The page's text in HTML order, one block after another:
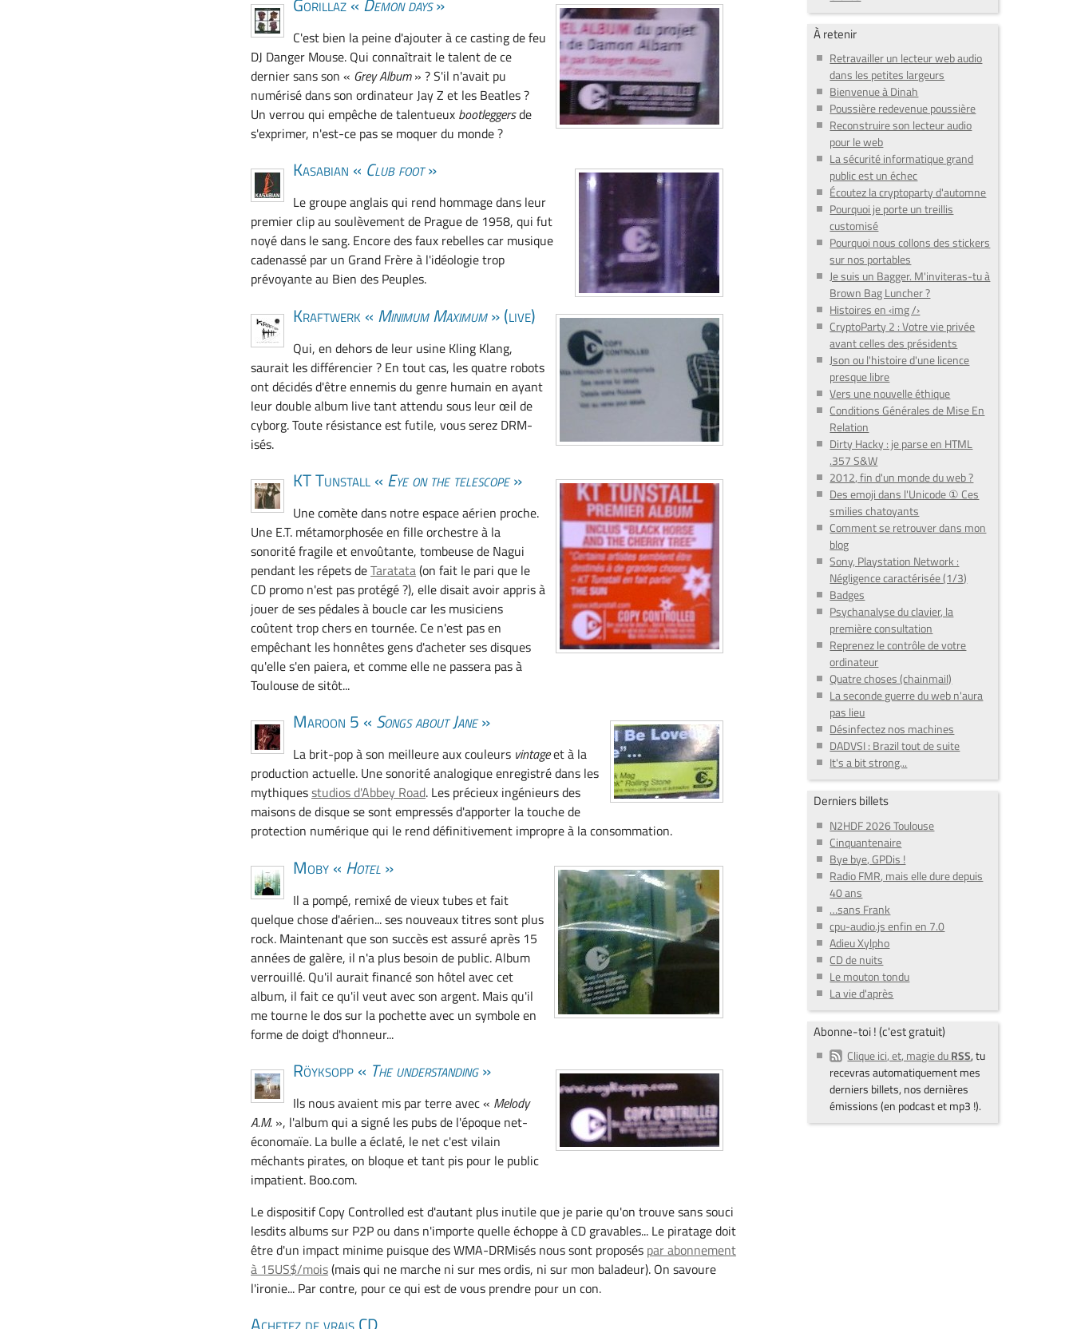
C'est bien la peine d'ajouter à ce casting de feu
DJ Danger Mouse. Qui connaîtrait le talent de ce
dernier sans son « Grey Album» ? S'il n'avait pu
numérisé dans son ordinateur Jay Z et les Beatles ?
Un verrou qui empêche de talentueux bootleggersde
s'exprimer, n'est-ce pas se moquer du monde ?
Kasabian « Club foot»
Le groupe anglais qui rend hommage dans leur
premier clip au soulèvement de Prague de 1958, qui fut
noyé dans le sang. Encore des faux rebelles car musique
cadenassé par un Grand Frère à l'idéologie trop
prévoyante au Bien des Peuples.
Kraftwerk « Minimum Maximum» (live)
Qui, en dehors de leur usine Kling Klang,
saurait les différencier ? En tout cas, les quatre robots
ont décidés d'être ennemis du genre humain en ayant
leur double album live tant attendu sous leur œil de
cyborg. Toute résistance est futile, vous serez DRM-
isés.
KT Tunstall « Eye on the telescope»
Une comète dans notre espace aérien proche.
Une E.T. métamorphosée en fille orchestre à la
sonorité fragile et envoûtante, tombeuse de Nagui
pendant les répets deTaratata(on fait le pari que le
CD promo n'est pas protégé ?), elle disait avoir appris à
jouer de ses pédales à boucle car les musiciens
coûtent trop chers en tournée. Ce n'est pas en
empêchant les honnêtes gens d'acheter ses disques
qu'elle s'en paiera, et comme elle ne passera pas à
Toulouse de sitôt...
Maroon 5 « Songs about Jane»
La brit-pop à son meilleure aux couleurs vintageet à la
production actuelle. Une sonorité analogique enregistré dans les
mythiquesstudios d'Abbey Road. Les précieux ingénieurs des
maisons de disque se sont empressés d'apporter la touche de
protection numérique qui le rend définitivement impropre à la consommation.
Moby « Hotel»
Il a pompé, remixé de vieux tubes et fait
quelque chose d'aérien... ses nouveaux titres sont plus
rock. Maintenant que son succès est assuré après 15
années de galère, il n'a plus besoin de public. Album
verrouillé. Qu'il aurait financé son hôtel avec cet
album, il fait ce qu'il veut avec son argent. Mais qu'il
me tourne le dos sur la pochette avec un symbole en
forme de doigt d'honneur...
Röyksopp « The understanding»
Ils nous avaient mis par terre avec « Melody
A.M. », l'album qui a signé les pubs de l'époque net-
économaïe. La bulle a éclaté, le net c'est vilain
méchants pirates, on bloque et tant pis pour le public
impatient. Boo.com.
Le dispositif Copy Controlled est d'autant plus inutile que je parie qu'on trouve sans souci
lesdits albums sur P2P ou dans n'importe quelle échoppe à CD gravables... Le piratage doit
être d'un impact minime puisque des WMA-DRMisés nous sont proposés par abonnement
à 15US$/mois(mais qui ne marche ni sur mes ordis, ni sur mon baladeur). On savoure
l'ironie... Par contre, pour ce qui est de vous prendre pour un con.
À retenir
Retravailler un lecteur web audio
dans les petites largeurs
Bienvenue à Dinah
Poussière redevenue poussière
Reconstruire son lecteur audio
pour le web
La sécurité informatique grand
public est un échec
Écoutez la cryptoparty d'automne
Pourquoi je porte un treillis
customisé
Pourquoi nous collons des stickers
sur nos portables
Je suis un Bagger. M'inviteras-tu à
Brown Bag Luncher ?
Histoires en ‹img /›
CryptoParty 2 : Votre vie privée
avant celles des présidents
Json ou l'histoire d'une licence
presque libre
Vers une nouvelle éthique
Conditions Générales de Mise En
Relation
Dirty Hacky : je parse en HTML
.357 S&W
2012, fin d'un monde du web ?
Des emoji dans l'Unicode ① Ces
smilies chatoyants
Comment se retrouver dans mon
blog
Sony, Playstation Network :
Négligence caractérisée (1/3)
Badges
Psychanalyse du clavier, la
première consultation
Reprenez le contrôle de votre
ordinateur
Quatre choses (chainmail)
La seconde guerre du web n'aura
pas lieu
Désinfectez nos machines
DADVSI : Brazil tout de suite
It's a bit strong...
Derniers billets
N2HDF 2026 Toulouse
Cinquantenaire
Bye bye, GPDis !
Radio FMR, mais elle dure depuis
40 ans
…sans Frank
cpu-audio.js enfin en 7.0
Adieu Xylpho
CD de nuits
Le mouton tondu
La vie d'après
Abonne-toi ! (c'est gratuit)
Clique ici, et, magie duRSS, tu
recevras automatiquement mes
derniers billets, nos dernières
émissions (en podcast et mp3 !).